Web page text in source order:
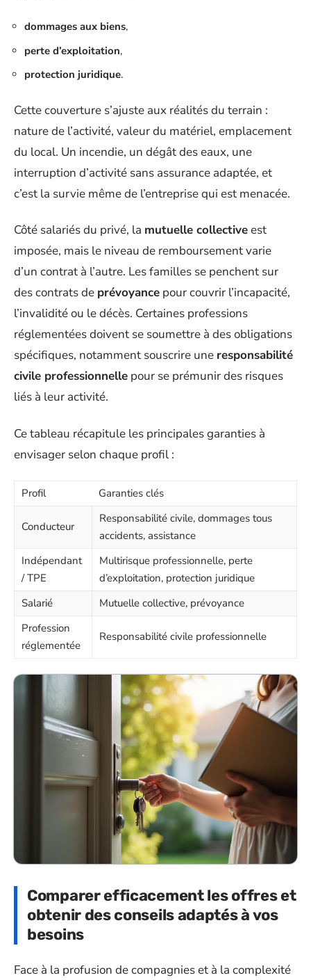
dommages aux biens,
perte d’exploitation,
protection juridique.
Cette couverture s’ajuste aux réalités du terrain :
nature de l’activité, valeur du matériel, emplacement
du local. Un incendie, un dégât des eaux, une
interruption d’activité sans assurance adaptée, et
c’est la survie même de l’entreprise qui est menacée.
Côté salariés du privé, la mutuelle collectiveest
imposée, mais le niveau de remboursement varie
d’un contrat à l’autre. Les familles se penchent sur
des contrats de prévoyance pour couvrir l’incapacité,
l’invalidité ou le décès. Certaines professions
réglementées doivent se soumettre à des obligations
spécifiques, notamment souscrire une responsabilité
civile professionnelle pour se prémunir des risques
liés à leur activité.
Ce tableau récapitule les principales garanties à
envisager selon chaque profil :
Profil Garanties clés
Conducteur
Responsabilité civile, dommages tous
accidents, assistance
Indépendant
/ TPE
Multirisque professionnelle, perte
d’exploitation, protection juridique
Salarié
Mutuelle collective, prévoyance
Profession
réglementée
Responsabilité civile professionnelle
Comparer efficacement les offres et
obtenir des conseils adaptés à vos
besoins
Face à la profusion de compagnies et à la complexité